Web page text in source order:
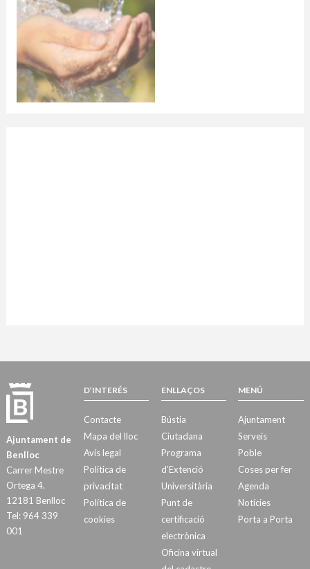
Ajuntament de
Benlloc
Carrer Mestre
Ortega 4.
12181 Benlloc
Tel: 964 339
001
D’INTERÉS
Contacte
Mapa del lloc
Avís legal
Política de
privacitat
Política de
cookies
ENLLAÇOS
Bústia
Ciutadana
Programa
d’Extenció
Universitària
Punt de
certificació
electrònica
Oficina virtual
MENÚ
Ajuntament
Serveis
Poble
Coses per fer
Agenda
Notícies
Porta a Porta